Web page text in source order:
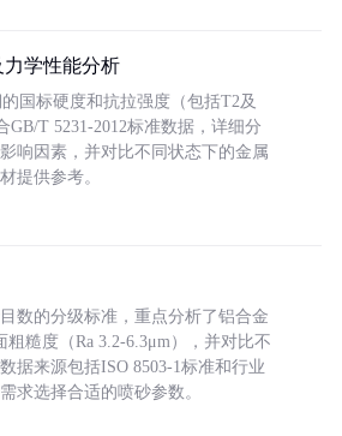
学性能分析
国标硬度和抗拉强度（包括T2及
GB/T 5231-2012标准数据，详细分
响因素，并对比不同状态下的金属
提供参考。
数的分级标准，重点分析了铝合金
粗糙度（Ra 3.2-6.3μm），并对比不
据来源包括ISO 8503-1标准和行业
求选择合适的喷砂参数。